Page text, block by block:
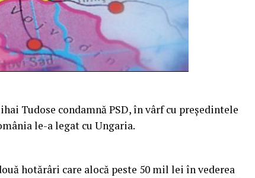
Tudose condamnă PSD, în vârf cu președintele
le-a legat cu Ungaria.
hotărâri care alocă peste 50 mil lei în vederea